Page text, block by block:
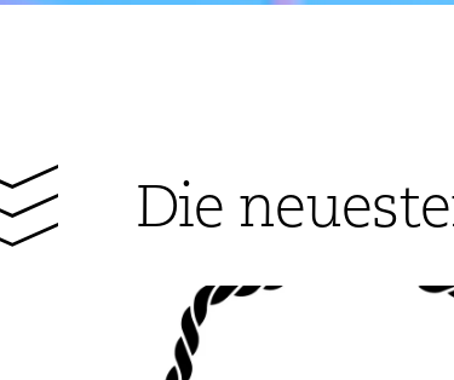
Die